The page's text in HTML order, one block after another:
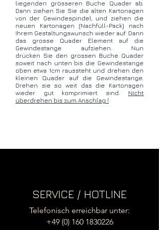
liegenden grösseren Buche Quader ab.
Dann ziehen Sie Sie die alten Kartonagen
von der Gewindespindel, und ziehen die
neuen Kartonagen (Nachfüll-Pack) nach
Ihrem Gestaltungswunsch wieder auf. Dann
das grosse Quader Element auf die
Gewindestange aufziehen. Nun
drücken Sie den grossen Buche Quader
soweit nach unten bis die Gewindestange
oben etwa 1cm raussteht und drehen den
kleinen Quader auf die Gewindestange.
Drehen sie so weit das die Kartonagen
wieder gut komprimiert sind. Nicht
überdrehen bis zum Anschlag !
SERVICE / HOTLINE
Telefonisch erreichbar unter:
+49 (0) 160 1830226